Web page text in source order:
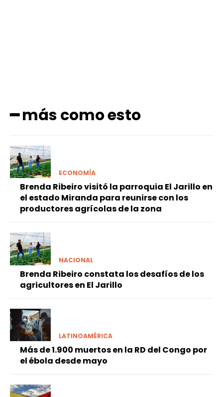
━ más como esto
ECONOMÍA
Brenda Ribeiro visitó la parroquia El Jarillo en
el estado Miranda para reunirse con los
productores agrícolas de la zona
NACIONAL
Brenda Ribeiro constata los desafíos de los
agricultores en El Jarillo
LATINOAMÉRICA
Más de 1.900 muertos en la RD del Congo por
el ébola desde mayo